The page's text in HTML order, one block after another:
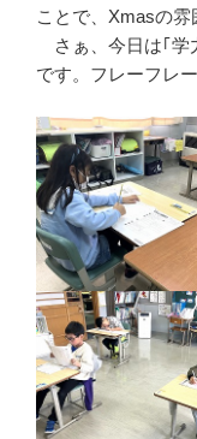
ことで、Xmasの雰
さぁ、今日は｢学
です。フレーフレ